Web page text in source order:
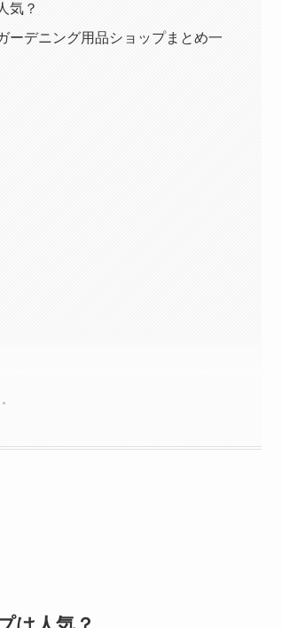
気？
ーデニング用品ショップまとめ一